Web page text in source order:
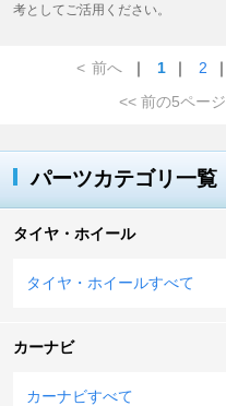
考としてご活用ください。
< 前へ ｜ 1 ｜ 2 ｜
<< 前の5ページ
パーツカテゴリ一覧
タイヤ・ホイール
タイヤ・ホイールすべて
カーナビ
カーナビすべて